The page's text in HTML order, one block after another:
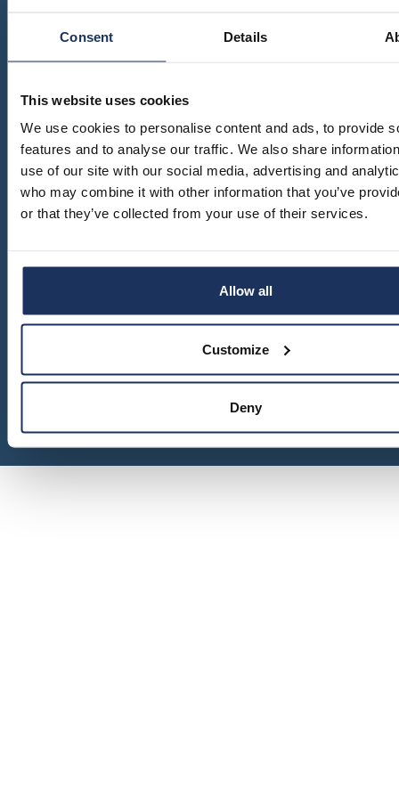
Consent Details
This website uses cookies
We use cookies to personalise content and ads, to provide
features and to analyse our traffic. We also share
use of our site with our social media, advertising and
who may combine it with other information that you’ve
or that they’ve collected from your use of their services.
Allow all
Customize
Deny
finnish
research
siirtolaisuusinstituutin
näyttely
meillä
apurahat
meille
töihin
Tilaa uutiskirje
Uutiskirjeen tietosuojaseloste (docx)
© Siirtolaisuusinstituutti